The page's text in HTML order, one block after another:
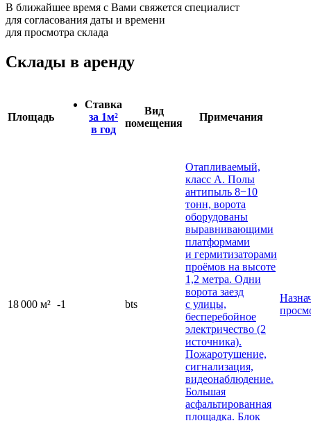
В ближайшее время с Вами свяжется специалист
для согласования даты и времени
для просмотра склада
Склады в аренду
Площадь
Ставка
за 1м²
в год
Вид
помещения
Примечания
18 000 м² -1 bts
Отапливаемый,
класс А. Полы
антипыль 8−10
тонн, ворота
оборудованы
выравнивающими
платформами
и гермитизаторами
проёмов на высоте
1,2 метра. Одни
ворота заезд
с улицы,
бесперебойное
электричество (2
источника).
Пожаротушение,
сигнализация,
видеонаблюдение.
Большая
асфальтированная
площадка. Блок